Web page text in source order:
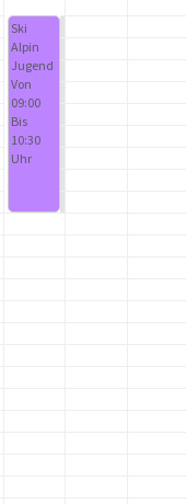
Ski
Alpin
Jugend
Von
09:00
Bis
10:30
Uhr